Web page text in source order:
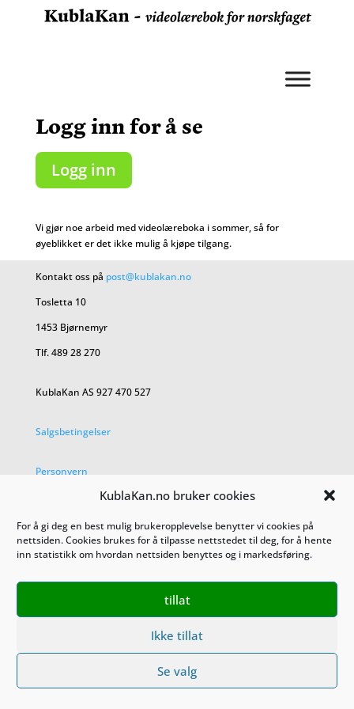
KublaKan.no bruker cookies
For å gi deg en best mulig brukeropplevelse benytter vi cookies på
nettsiden. Cookies brukes for å tilpasse nettstedet til deg, for å hente
inn statistikk om hvordan nettsiden benyttes og i markedsføring.
tillat
Ikke tillat
Se valg
Logg inn for å se
Logg inn
Vi gjør noe arbeid med videolæreboka i sommer, så for
øyeblikket er det ikke mulig å kjøpe tilgang.
Kontakt oss på post@kublakan.no
Tosletta 10
1453 Bjørnemyr
Tlf. 489 28 270
KublaKan AS 927 470 527
Salgsbetingelser
Personvern